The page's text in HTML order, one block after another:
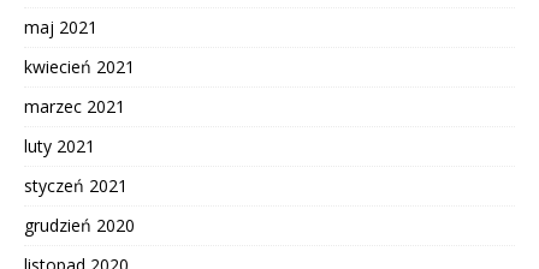
maj 2021
kwiecień 2021
marzec 2021
luty 2021
styczeń 2021
grudzień 2020